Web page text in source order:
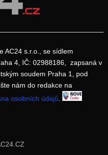
AC24 s.r.o., se sídlem
4, IČ: 02988186, zapsaná v
soudem Praha 1, pod
nám do redakce na
osobních údajů.